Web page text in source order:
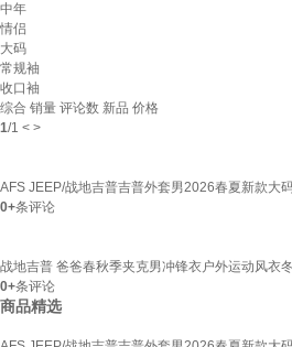
中年
情侣
大码
常规袖
收口袖
综合 销量 评论数 新品 价格
1/1 < >
AFS JEEP/战地吉普吉普外套男2026春夏新款大
0+条评论
战地吉普 爸爸春秋季夹克男冲锋衣户外运动风衣
0+条评论
商品精选